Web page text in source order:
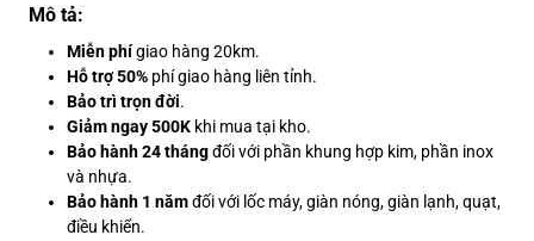
Mô tả:
Miễn phígiao hàng 20km.
Hỗ trợ 50% phí giao hàng liên tỉnh.
Bảo trì trọn đời.
Giảm ngay 500K khi mua tại kho.
Bảo hành 24 thángđối với phần khung hợp kim, phần inox
và nhựa.
Bảo hành 1 nămđối với lốc máy, giàn nóng, giàn lạnh, quạt,
điều khiển.